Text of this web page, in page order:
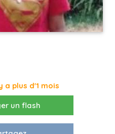
a plus d'1 mois
un flash